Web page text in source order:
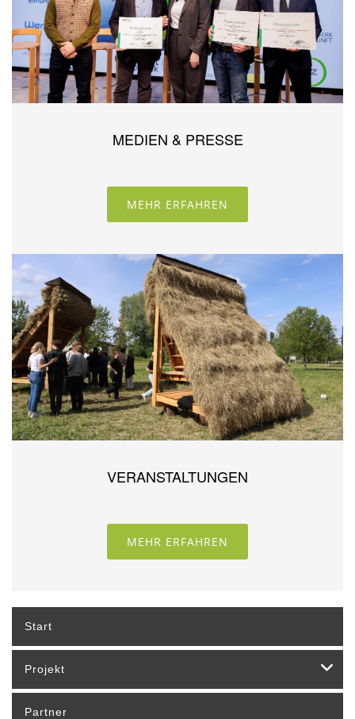
MEDIEN & PRESSE
MEHR ERFAHREN
VERANSTALTUNGEN
MEHR ERFAHREN
Start
Projekt
Partner